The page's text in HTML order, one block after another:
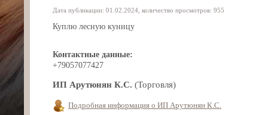
Дата публикации: 01.02.2024, количество просмотров: 955
Куплю лесную куницу
Контактные данные:
+79057077427
ИП Арутюнян К.С. (Торговля)
Подробная информация о ИП Арутюнян К.С.